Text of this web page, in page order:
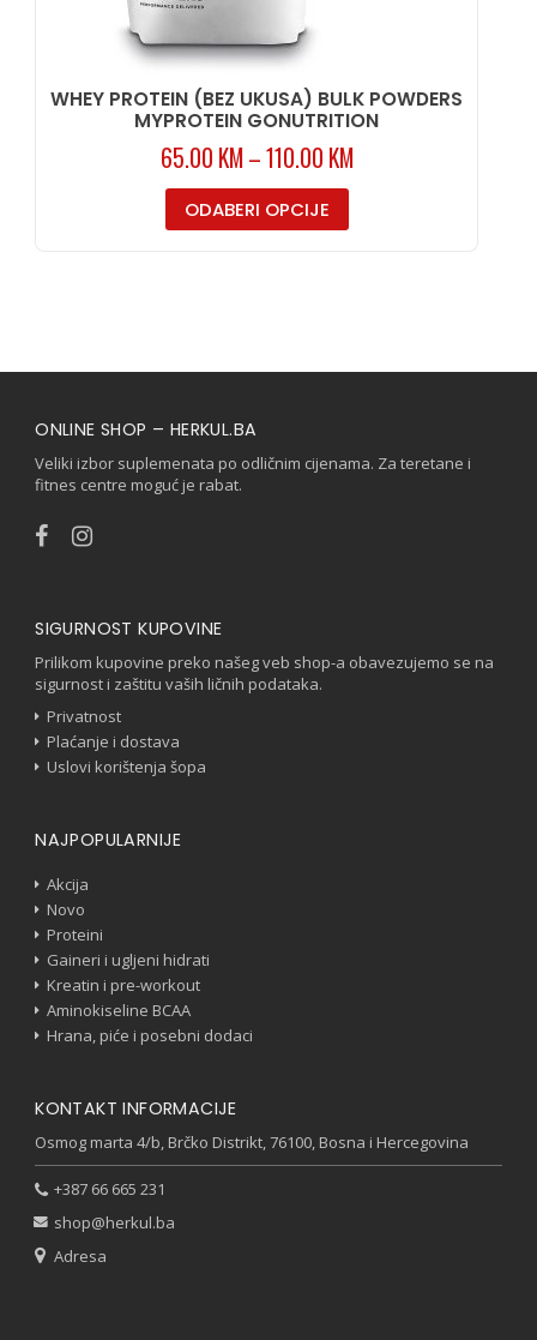
WHEY PROTEIN (BEZ UKUSA) BULK POWDERS
MYPROTEIN GONUTRITION
65.00 KM –110.00 KM
ODABERI OPCIJE
ONLINE SHOP – HERKUL.BA
Veliki izbor suplemenata po odličnim cijenama. Za teretane i
fitnes centre moguć je rabat.
SIGURNOST KUPOVINE
Prilikom kupovine preko našeg veb shop-a obavezujemo se na
sigurnost i zaštitu vaših ličnih podataka.
Privatnost
Plaćanje i dostava
Uslovi korištenja šopa
NAJPOPULARNIJE
Akcija
Novo
Proteini
Gaineri i ugljeni hidrati
Kreatin i pre-workout
Aminokiseline BCAA
Hrana, piće i posebni dodaci
KONTAKT INFORMACIJE
Osmog marta 4/b, Brčko Distrikt, 76100, Bosna i Hercegovina
+387 66 665 231
shop@herkul.ba
Adresa